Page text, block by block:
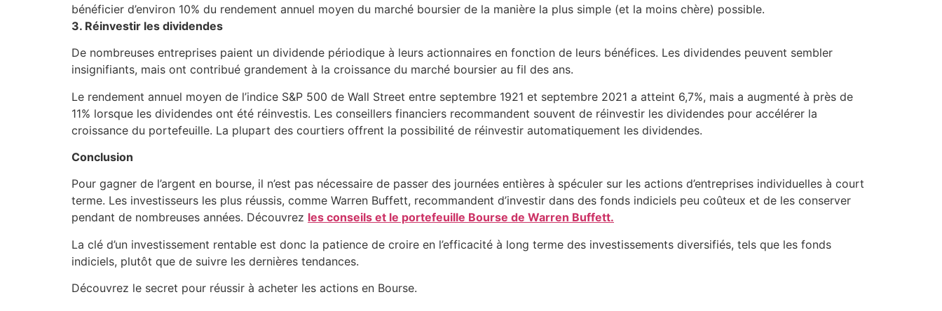
bénéficier d’environ 10% du rendement annuel moyen du marché boursier de la manière la plus simple (et la moins chère) possible.
3. Réinvestir les dividendes
De nombreuses entreprises paient un dividende périodique à leurs actionnaires en fonction de leurs bénéfices. Les dividendes peuvent sembler
insignifiants, mais ont contribué grandement à la croissance du marché boursier au fil des ans.
Le rendement annuel moyen de l’indice S&P 500 de Wall Street entre septembre 1921 et septembre 2021 a atteint 6,7%, mais a augmenté à près de
11% lorsque les dividendes ont été réinvestis. Les conseillers financiers recommandent souvent de réinvestir les dividendes pour accélérer la
croissance du portefeuille. La plupart des courtiers offrent la possibilité de réinvestir automatiquement les dividendes.
Conclusion
Pour gagner de l’argent en bourse, il n’est pas nécessaire de passer des journées entières à spéculer sur les actions d’entreprises individuelles à court
terme. Les investisseurs les plus réussis, comme Warren Buffett, recommandent d’investir dans des fonds indiciels peu coûteux et de les conserver
pendant de nombreuses années. Découvrez les conseils et le portefeuille Bourse de Warren Buffett.
La clé d’un investissement rentable est donc la patience de croire en l’efficacité à long terme des investissements diversifiés, tels que les fonds
indiciels, plutôt que de suivre les dernières tendances.
Découvrez le secret pour réussir à acheter les actions en Bourse.